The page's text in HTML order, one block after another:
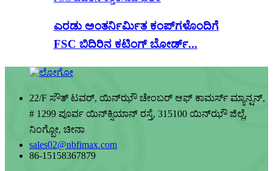
ಎರಡು ಅಂತರ್ನಿರ್ಮಿತ ಕಂಪ್‌ಗಳೊಂದಿಗೆ
FSC ಬಿದಿರಿನ ಕಟಿಂಗ್ ಬೋರ್ಡ್...
22/F ಸೌತ್ ಟವರ್, ಯಿನ್‌ಝೌ ಚೇಂಬರ್ ಆಫ್ ಕಾಮರ್ಸ್ ಮ್ಯಾನ್ಷನ್,
# 1299 ಪೂರ್ವ ಯಿನ್‌ಕ್ಸಿಯಾನ್ ರಸ್ತೆ, 315100 ಯಿನ್‌ಝೌ ಜಿಲ್ಲೆ,
ನಿಂಗ್ಬೋ, ಚೀನಾ
sales02@nbfimax.com
86-15158367879